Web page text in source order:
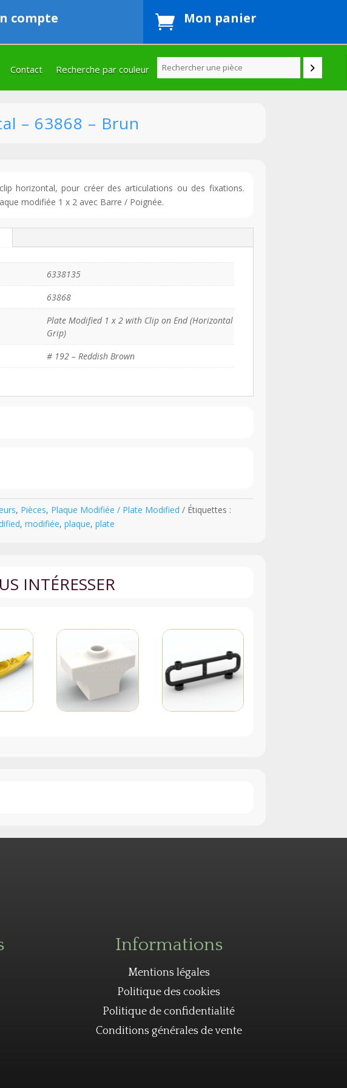
compte  Mon panier
Contact Recherche par couleur
– 63868 – Brun
horizontal, pour créer des articulations ou des fixations.
modifiée 1 x 2 avec Barre / Poignée.
6338135
63868
Plate Modified 1 x 2 with Clip on End (Horizontal
Grip)
# 192 – Reddish Brown
, Pièces, Plaque Modifiée / Plate Modified
Étiquettes :
, modifiée, plaque, plate
INTÉRESSER
Informations
Mentions légales
Politique des cookies
Politique de confidentialité
Conditions générales de vente